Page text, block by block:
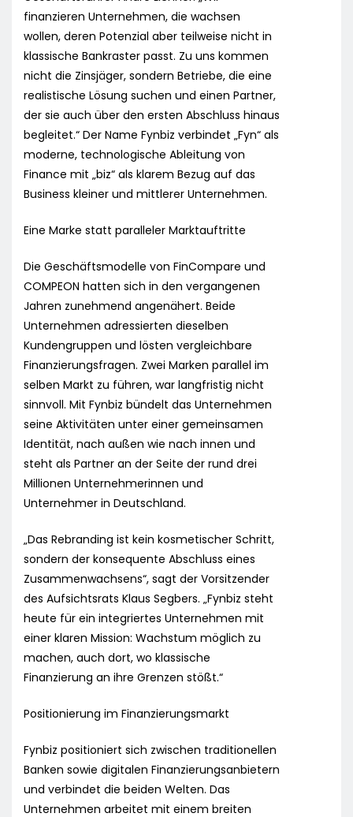
finanzieren Unternehmen, die wachsen
wollen, deren Potenzial aber teilweise nicht in
klassische Bankraster passt. Zu uns kommen
nicht die Zinsjäger, sondern Betriebe, die eine
realistische Lösung suchen und einen Partner,
der sie auch über den ersten Abschluss hinaus
begleitet.“ Der Name Fynbiz verbindet „Fyn“ als
moderne, technologische Ableitung von
Finance mit „biz“ als klarem Bezug auf das
Business kleiner und mittlerer Unternehmen.
Eine Marke statt paralleler Marktauftritte
Die Geschäftsmodelle von FinCompare und
COMPEON hatten sich in den vergangenen
Jahren zunehmend angenähert. Beide
Unternehmen adressierten dieselben
Kundengruppen und lösten vergleichbare
Finanzierungsfragen. Zwei Marken parallel im
selben Markt zu führen, war langfristig nicht
sinnvoll. Mit Fynbiz bündelt das Unternehmen
seine Aktivitäten unter einer gemeinsamen
Identität, nach außen wie nach innen und
steht als Partner an der Seite der rund drei
Millionen Unternehmerinnen und
Unternehmer in Deutschland.
„Das Rebranding ist kein kosmetischer Schritt,
sondern der konsequente Abschluss eines
Zusammenwachsens“, sagt der Vorsitzender
des Aufsichtsrats Klaus Segbers. „Fynbiz steht
heute für ein integriertes Unternehmen mit
einer klaren Mission: Wachstum möglich zu
machen, auch dort, wo klassische
Finanzierung an ihre Grenzen stößt.“
Positionierung im Finanzierungsmarkt
Fynbiz positioniert sich zwischen traditionellen
Banken sowie digitalen Finanzierungsanbietern
und verbindet die beiden Welten. Das
Unternehmen arbeitet mit einem breiten